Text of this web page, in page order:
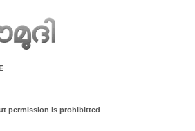
permission is prohibitted